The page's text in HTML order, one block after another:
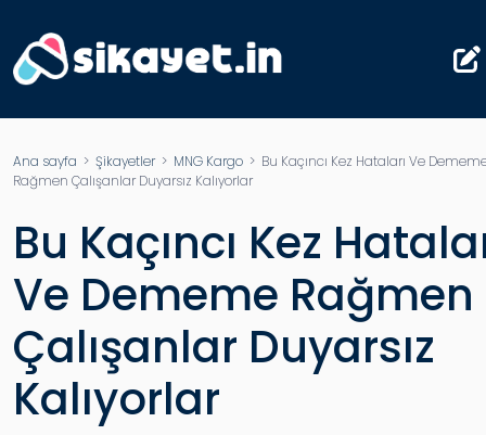
Ana sayfa > Şikayetler> MNG Kargo > Bu Kaçıncı Kez Hataları Ve
Rağmen Çalışanlar Duyarsız Kalıyorlar
Bu Kaçıncı Kez
Ve Dememe Rağmen
Çalışanlar Duyarsız
Kalıyorlar